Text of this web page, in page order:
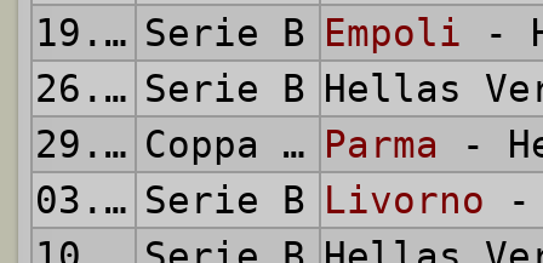
19.11.2011 Serie B Empoli -
26.11.2011 Serie B Hellas
29.11.2011
Coppa Italia Parma -
03.12.2011 Serie B Livorno -